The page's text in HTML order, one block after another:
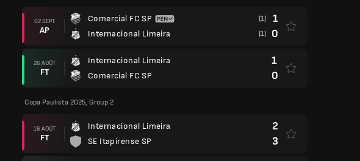
02 SEPT.
AP
Comercial FC SP
Internacional Limeira
(1) 1
(1) 0
26 AOÛT
FT
Internacional Limeira
Comercial FC SP
1
0
Copa Paulista 2025, Group 2
16 AOÛT
FT
Internacional Limeira
SE Itapirense SP
2
3